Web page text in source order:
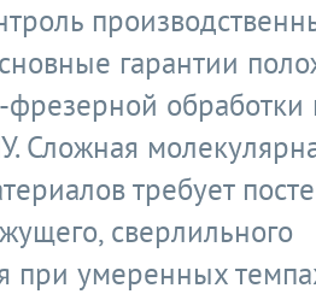
гарантии
фрезерной обработки
Сложная
требует
сверлильного
при умеренных